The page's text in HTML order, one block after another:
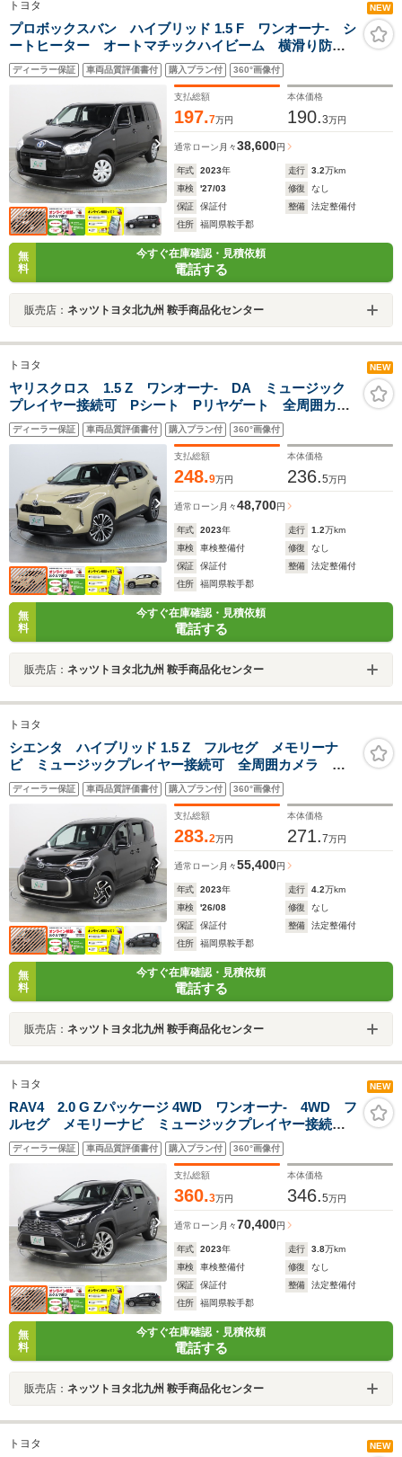
トヨタ NEW
プロボックスバン ハイブリッド 1.5 F ワンオーナ- シ
ートヒーター オートマチックハイビーム 横滑り防止
装置 車線逸脱警報 衝突被害軽減システム パワーウ
ィンド パワステ フロントオートエアコン アイド
リングストップ キーレスエントリー
ディーラー保証 車両品質評価書付 購入プラン付 360°画像付
支払総額
197.7万円
本体価格
190.3万円
通常ローン 月々38,600円
年式 2023年 走行 3.2万km
車検
'27/03 修復
なし
保証
保証付 整備
法定整備付
住所
福岡県鞍手郡
無
料
今すぐ在庫確認・見積依頼
電話する
販売店： ネッツトヨタ北九州 鞍手商品化センター
トヨタ NEW
ヤリスクロス 1.5 Z ワンオーナ- DA ミュージック
プレイヤー接続可 Pシート Pリヤゲート 全周囲カメ
ラ バックカメラ BSモニタ- 車線逸脱警報 衝突被害
軽減システム ETC ドラレコ LEDヘッドランプ
ディーラー保証 車両品質評価書付 購入プラン付 360°画像付
支払総額
248.9万円
本体価格
236.5万円
通常ローン 月々48,700円
年式 2023年 走行 1.2万km
車検
車検整備付 修復
なし
保証
保証付 整備
法定整備付
住所
福岡県鞍手郡
無
料
今すぐ在庫確認・見積依頼
電話する
販売店： ネッツトヨタ北九州 鞍手商品化センター
トヨタ
シエンタ ハイブリッド 1.5 Z フルセグ メモリーナ
ビ ミュージックプレイヤー接続可 全周囲カメラ バ
ックカメラ BSモニタ- 衝突被害軽減システム ETC
ドラレコ 両側電動スライド LEDヘッドランプ ウオ
ディーラー保証 車両品質評価書付 購入プラン付 360°画像付
支払総額
283.2万円
本体価格
271.7万円
通常ローン 月々55,400円
年式 2023年 走行 4.2万km
車検
'26/08 修復
なし
保証
保証付 整備
法定整備付
住所
福岡県鞍手郡
無
料
今すぐ在庫確認・見積依頼
電話する
販売店： ネッツトヨタ北九州 鞍手商品化センター
トヨタ NEW
RAV4 2.0 G Zパッケージ 4WD ワンオーナ- 4WD フ
ルセグ メモリーナビ ミュージックプレイヤー接続
可 Pシート Pリヤゲート シートクーラ 全周囲カメ
ラ バックカメラ 衝突被害軽減システム ETC ドラ
ディーラー保証 車両品質評価書付 購入プラン付 360°画像付
支払総額
360.3万円
本体価格
346.5万円
通常ローン 月々70,400円
年式 2023年 走行 3.8万km
車検
車検整備付 修復
なし
保証
保証付 整備
法定整備付
住所
福岡県鞍手郡
無
料
今すぐ在庫確認・見積依頼
電話する
販売店： ネッツトヨタ北九州 鞍手商品化センター
トヨタ NEW